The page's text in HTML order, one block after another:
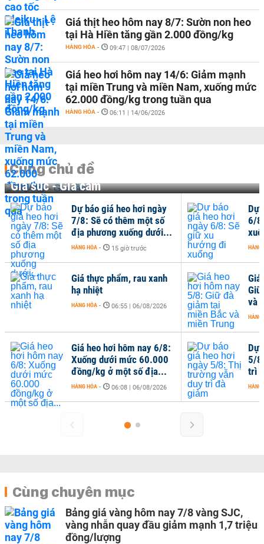
Giá thịt heo hôm nay 8/7: Sườn non heo
tại Hà Hiền tăng gần 2.000 đồng/kg
HÀNG HÓA - 09:47 | 08/07/2026
Giá heo hơi hôm nay 14/6: Giảm mạnh
tại miền Trung và miền Nam, xuống mức
62.000 đồng/kg trong tuần qua
HÀNG HÓA - 06:11 | 14/06/2026
Cùng chủ đề
Gia súc - Gia cầm
Dự báo giá heo hơi ngày
7/8: Sẽ có thêm một số
địa phương xuống dưới...
HÀNG HÓA - 15 giờ trước
Giá thực phẩm, rau xanh
hạ nhiệt
HÀNG HÓA - 06:55 | 06/08/2026
Giá heo hơi hôm nay 6/8:
Xuống dưới mức 60.000
đồng/kg ở một số địa...
HÀNG HÓA - 06:08 | 06/08/2026
Dự
6/
HÀNG
và
HÀNG
Dự
5/
trì
HÀNG
Cùng chuyên mục
Bảng giá vàng hôm nay 7/8 vàng SJC,
vàng nhẫn quay đầu giảm mạnh 1,7 triệu
đồng/lượng